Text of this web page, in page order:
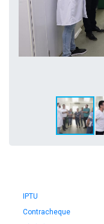
IPTU
Contracheque